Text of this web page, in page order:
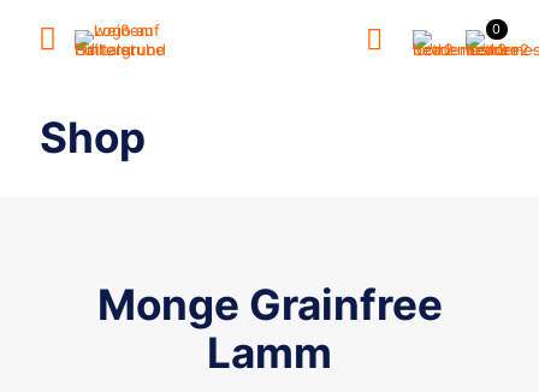
0
Shop
Monge Grainfree
Lamm